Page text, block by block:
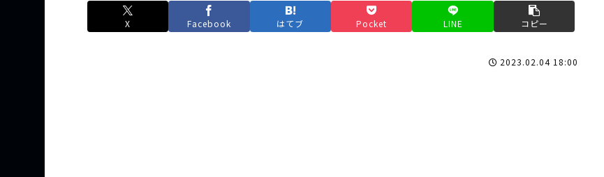
X Facebook はてブ Pocket LINE コピー
2023.02.04 18:00